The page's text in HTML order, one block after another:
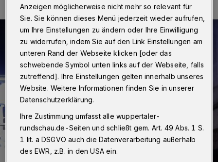
Anzeigen möglicherweise nicht mehr so relevant für
Sie. Sie können dieses Menü jederzeit wieder aufrufen,
um Ihre Einstellungen zu ändern oder Ihre Einwilligung
zu widerrufen, indem Sie auf den Link Einstellungen am
unteren Rand der Webseite klicken [oder das
schwebende Symbol unten links auf der Webseite, falls
zutreffend]. Ihre Einstellungen gelten innerhalb unseres
Website. Weitere Informationen finden Sie in unserer
Datenschutzerklärung.
Ihre Zustimmung umfasst alle wuppertaler-
rundschau.de-Seiten und schließt gem. Art. 49 Abs. 1 S.
1 lit. a DSGVO auch die Datenverarbeitung außerhalb
des EWR, z.B. in den USA ein.